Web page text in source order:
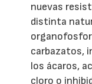
nuevas
distinta
carbazatos,
los ácaros,
cloro o